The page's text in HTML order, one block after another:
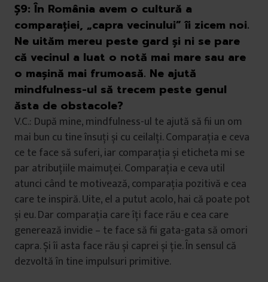
Ș9:În România avem o cultură a
comparației, „capra vecinului” îi zicem noi.
Ne uităm mereu peste gard și ni se pare
că vecinul a luat o notă mai mare sau are
o mașină mai frumoasă. Ne ajută
mindfulness-ul să trecem peste genul
ăsta de obstacole?
V.C.: După mine, mindfulness-ul te ajută să fii un om
mai bun cu tine însuți și cu ceilalți. Comparația e ceva
ce te face să suferi, iar comparația și eticheta mi se
par atribuțiile maimuței. Comparația e ceva util
atunci când te motivează, comparația pozitivă e cea
care te inspiră. Uite, el a putut acolo, hai că poate pot
și eu. Dar comparația care îți face rău e cea care
generează invidie – te face să fii gata-gata să omori
capra. Și îi asta face rău și caprei și ție. În sensul că
dezvoltă în tine impulsuri primitive.